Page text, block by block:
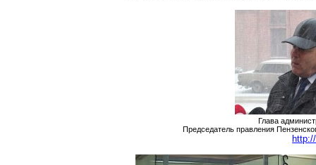
Глава
Председатель правления